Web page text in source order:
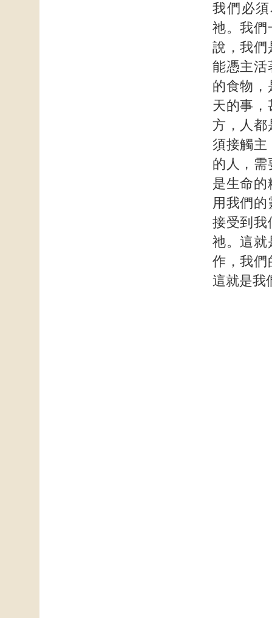
我們必
祂。我們
說，我們
能憑主活
的食物，
天的事，
方，人都
須接觸主
的人，需
是生命的
用我們
接受到我
祂。這就
作，我們
這就是我